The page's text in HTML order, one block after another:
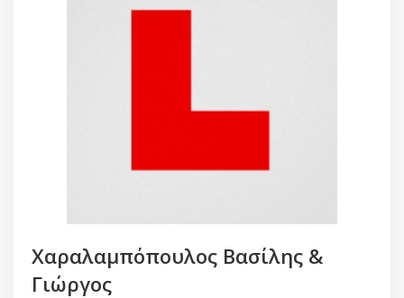
Χαραλαμπόπουλος Βασίλης &
Γιώργος